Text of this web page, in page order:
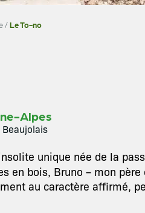
/Le To-no
Alpes
Beaujolais
unique née de la
en bois, Bruno – mon
au caractère affirmé,